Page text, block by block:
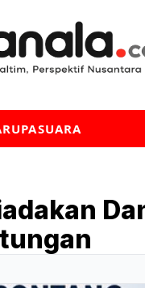
RUPASUARA